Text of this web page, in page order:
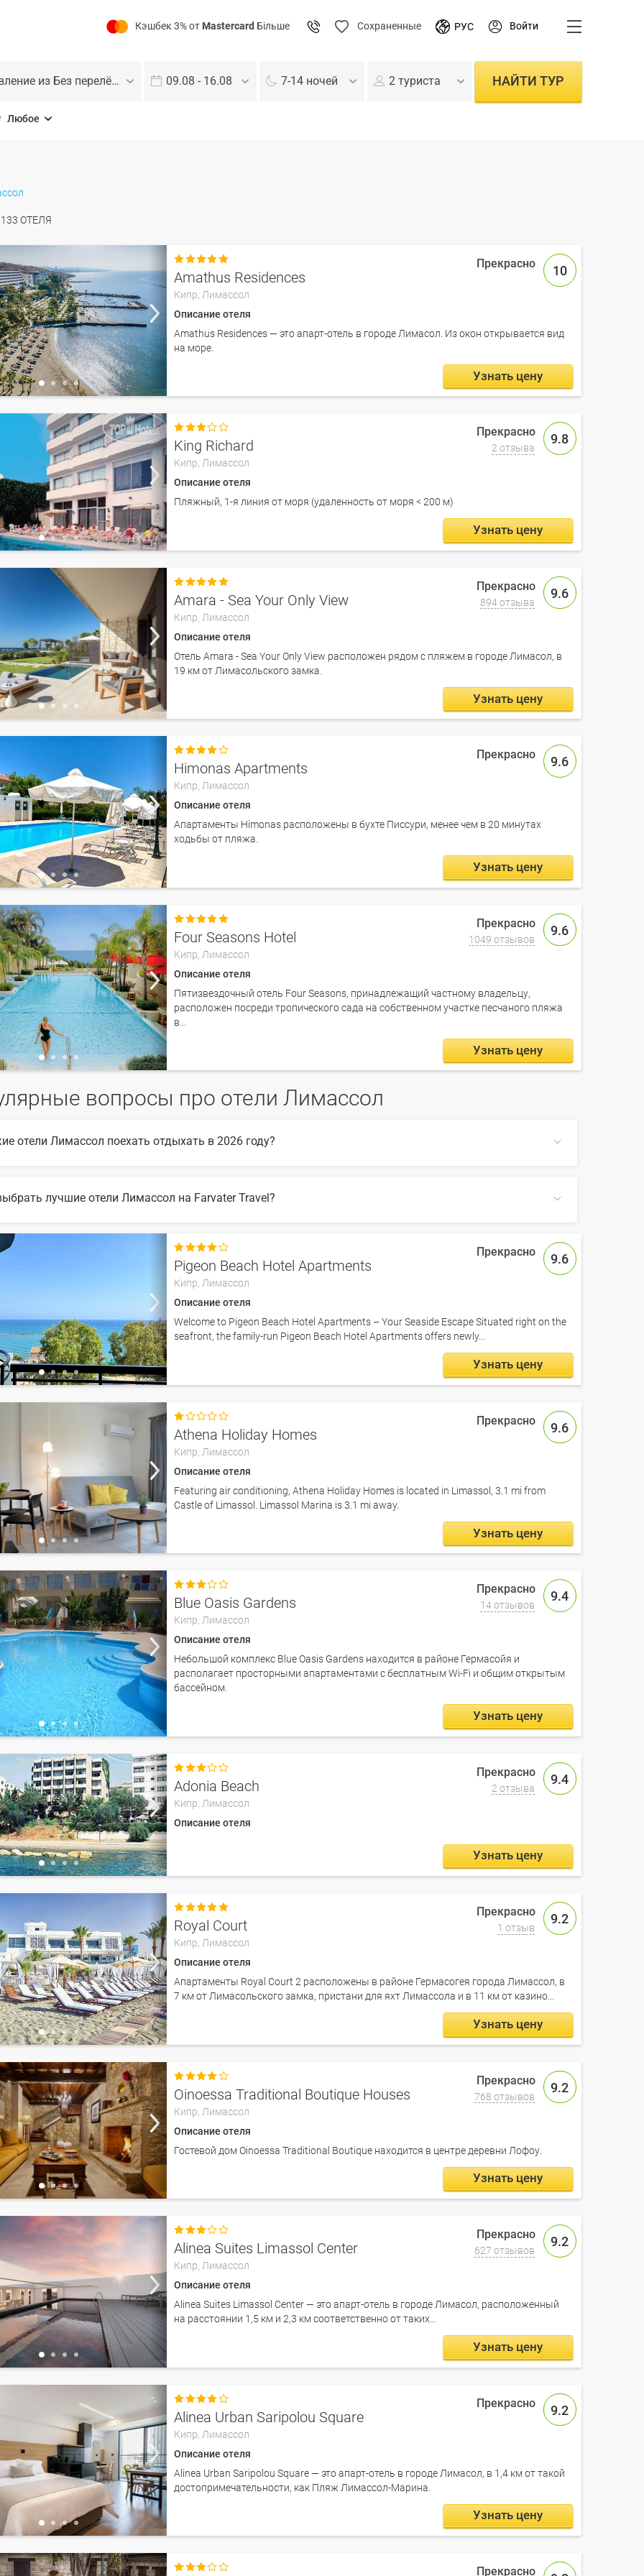
Кэшбек 3% от Mastercard Більше Сохраненные РУС Войти
Отправление из Без перелёта 09.08 - 16.08 7-14 ночей 2 туриста
Любое
НАЙТИ ТУР
133 ОТЕЛЯ
10

Amathus Residences
Кипр, Лимассол
Описание отеля
Amathus Residences — это апарт-отель в городе Лимасол. Из окон открывается вид
на море.
Узнать цену
9.8
2 отзыва

King Richard
Кипр,Лимассол
Описание отеля
Пляжный, 1-я линия от моря (удаленность от моря < 200 м)
Узнать цену
9.6
894 отзыва

Amara - Sea Your Only View
Кипр, Лимассол
Описание отеля
Отель Amara - Sea Your Only View расположен рядом с пляжем в городе Лимасол, в
19 км от Лимасольского замка.
Узнать цену
9.6

Himonas Apartments
Кипр,Лимассол
Описание отеля
Апартаменты Himonas расположены в бухте Писсури, менее чем в 20 минутах
ходьбы от пляжа.
Узнать цену
9.6
1049 отзывов

Four Seasons Hotel
Кипр, Лимассол
Описание отеля
Пятизвездочный отель Four Seasons, принадлежащий частному владельцу,
расположен посреди тропического сада на собственном участке песчаного пляжа
в...
Узнать цену
вопросы про отели Лимассол
отели Лимассол поехать отдыхать в 2026 году?
лучшие отели Лимассол на Farvater Travel?
множество фото отелей и отзывов про лучшие отели Лимассол
9.6

Pigeon Beach Hotel Apartments
Кипр,Лимассол
Описание отеля
Welcome to Pigeon Beach Hotel Apartments – Your Seaside Escape Situated right on the
seafront, the family-run Pigeon Beach Hotel Apartments offers newly...
Узнать цену
9.6

Athena Holiday Homes
Кипр, Лимассол
Описание отеля
Featuring air conditioning, Athena Holiday Homes is located in Limassol, 3.1 mi from
Castle of Limassol. Limassol Marina is 3.1 mi away.
Узнать цену
9.4
14 отзывов

Blue Oasis Gardens
Кипр,Лимассол
Описание отеля
Небольшой комплекс Blue Oasis Gardens находится в районе Гермасойя и
располагает просторными апартаментами с бесплатным Wi-Fi и общим открытым
бассейном.
Узнать цену
9.4
2 отзыва

Adonia Beach
Кипр, Лимассол
Описание отеля
Узнать цену
9.2
1 отзыв

Royal Court
Кипр,Лимассол
Описание отеля
Апартаменты Royal Court 2 расположены в районе Гермасогея города Лимассол, в
7 км от Лимасольского замка, пристани для яхт Лимассола и в 11 км от казино...
Узнать цену
9.2
768 отзывов

Oinoessa Traditional Boutique Houses
Кипр, Лимассол
Описание отеля
Гостевой дом Oinoessa Traditional Boutique находится в центре деревни Лофоу.
Узнать цену
9.2
627 отзывов

Alinea Suites Limassol Center
Кипр, Лимассол
Описание отеля
Alinea Suites Limassol Center — это апарт-отель в городе Лимасол, расположенный
на расстоянии 1,5 км и 2,3 км соответственно от таких...
Узнать цену
9.2

Alinea Urban Saripolou Square
Кипр, Лимассол
Описание отеля
Alinea Urban Saripolou Square — это апарт-отель в городе Лимасол, в 1,4 км от такой
достопримечательности, как Пляж Лимассол-Марина.
Узнать цену
